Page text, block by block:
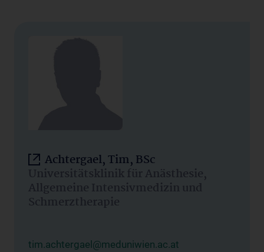
Achtergael, Tim, BSc
Universitätsklinik für Anästhesie,
Allgemeine Intensivmedizin und
Schmerztherapie
tim.achtergael@meduniwien.ac.at